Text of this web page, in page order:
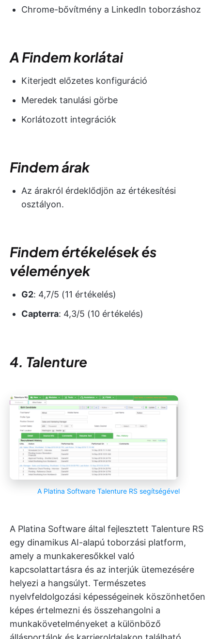
Chrome-bővítmény a LinkedIn toborzáshoz
A Findem korlátai
Kiterjedt előzetes konfiguráció
Meredek tanulási görbe
Korlátozott integrációk
Findem árak
Az árakról érdeklődjön az értékesítési
osztályon.
Findem értékelések és
vélemények
G2: 4,7/5 (11 értékelés)
Capterra: 4,3/5 (10 értékelés)
4. Talenture
A Platina Software Talenture RS segítségével
A Platina Software által fejlesztett Talenture RS
egy dinamikus AI-alapú toborzási platform,
amely a munkakeresőkkel való
kapcsolattartásra és az interjúk ütemezésére
helyezi a hangsúlyt. Természetes
nyelvfeldolgozási képességeinek köszönhetően
képes értelmezni és összehangolni a
munkakövetelményeket a különböző